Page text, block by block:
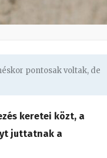
pontosak voltak, de
keretei közt, a
juttatnak a